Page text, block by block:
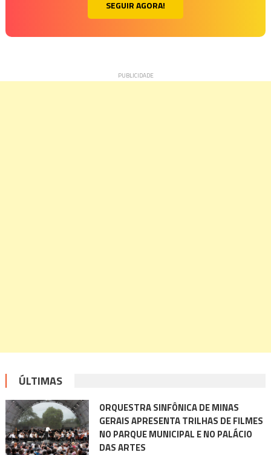
SEGUIR AGORA!
ÚLTIMAS
ORQUESTRA SINFÔNICA DE MINAS
GERAIS APRESENTA TRILHAS DE FILMES
NO PARQUE MUNICIPAL E NO PALÁCIO
DAS ARTES